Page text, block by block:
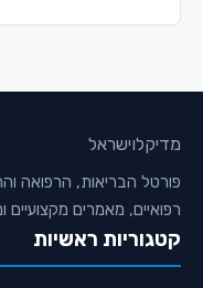
מדיקלוישראל
פורטל הבריאות, הרפואה
רפואיים, מאמרים מקצועיים
קטגוריות ראשיות